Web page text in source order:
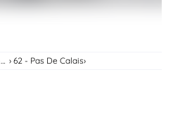
62 - Pas De Calais